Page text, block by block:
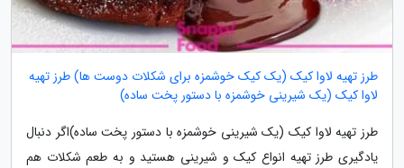
طرز تهیه لاوا کیک (یک کیک خوشمزه برای شکلات دوست ها) طرز تهیه
لاوا کیک (یک شیرینی خوشمزه با دستور پخت ساده)
طرز تهیه لاوا کیک (یک شیرینی خوشمزه با دستور پخت ساده)اگر دنبال
یادگیری طرز تهیه انواع کیک و شیرینی هستید و به طعم شکلات هم